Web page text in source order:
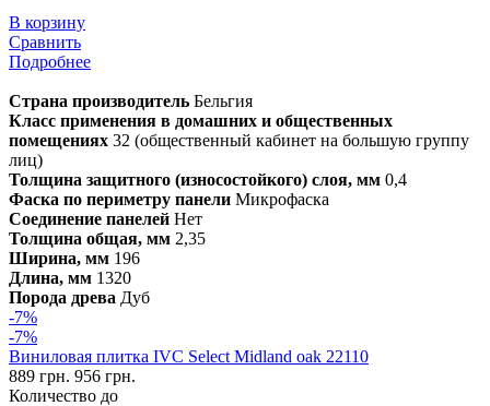
В корзину
Сравнить
Подробнее
Страна производитель Бельгия
Класс применения в домашних и общественных
помещениях 32 (общественный кабинет на большую группу
лиц)
Толщина защитного (износостойкого) слоя, мм 0,4
Фаска по периметру панели Микрофаска
Соединение панелей Нет
Толщина общая, мм 2,35
Ширина, мм 196
Длина, мм 1320
Порода древа Дуб
-7%
-7%
Виниловая плитка IVC Select Midland oak 22110
889 грн. 956 грн.
Количество до